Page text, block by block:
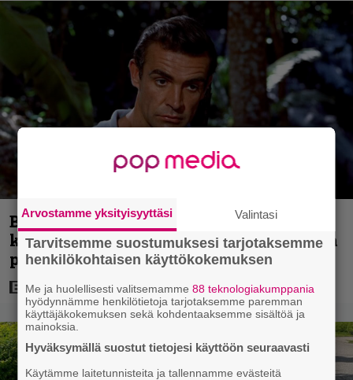
Bond-luojan 68 vuotta sitten lähettämä
kirje löytyi – tältä 007-hahmon piti alun
perin näyttää
Arvostamme yksityisyyttäsi Valintasi
Tarvitsemme suostumuksesi tarjotaksemme
henkilökohtaisen käyttökokemuksen
Me ja huolellisesti valitsemamme88 teknologiakumppania
hyödynnämme henkilötietoja tarjotaksemme paremman
käyttäjäkokemuksen sekä kohdentaaksemme sisältöä ja
mainoksia.
Hyväksymällä suostut tietojesi käyttöön seuraavasti
Käytämme laitetunnisteita ja tallennamme evästeitä